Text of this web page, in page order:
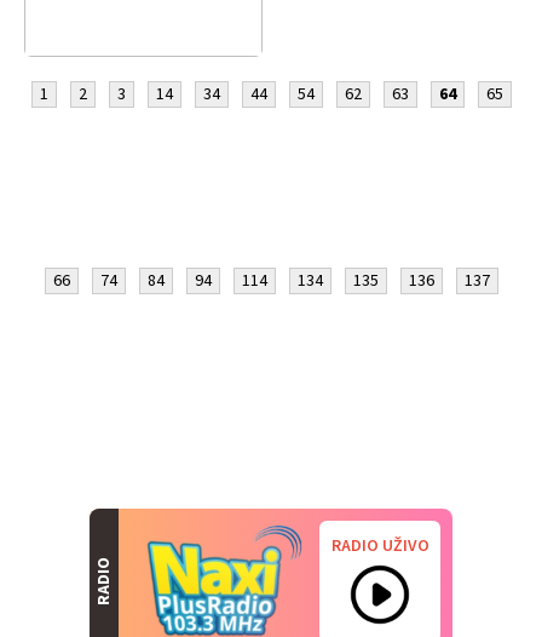
1 2 3 14 34 44 54 62 63 64 65
66 74 84 94 114 134 135 136 137
RADIO
RADIO UŽIVO